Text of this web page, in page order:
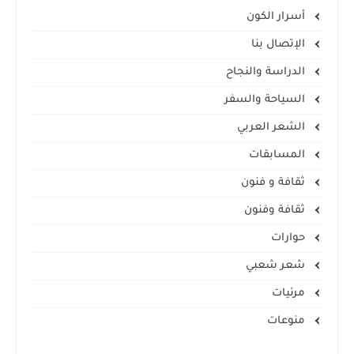
أسرار الكون
الإتصال بنا
الدراسة والنجاح
السياحة والسفر
الشعر العربي
المسابقات
ثقافة و فنون
ثقافة وفنون
حوارات
شعر شعبي
مرئيات
منوعات